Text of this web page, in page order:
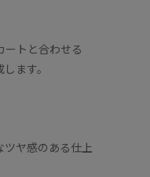
ートと合わせる
ます。
ヤ感のある仕上